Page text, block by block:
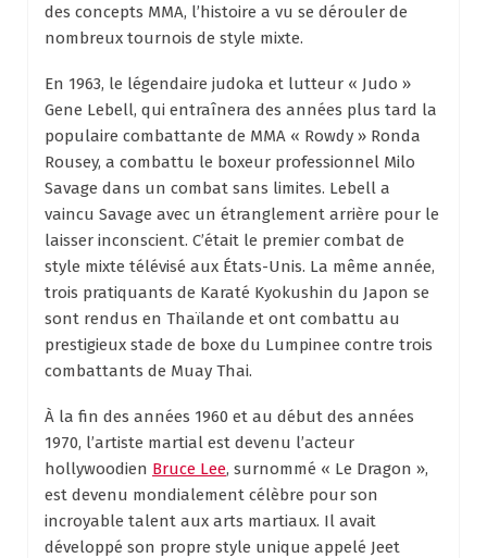
des concepts MMA, l’histoire a vu se dérouler de
nombreux tournois de style mixte.
En 1963, le légendaire judoka et lutteur « Judo »
Gene Lebell, qui entraînera des années plus tard la
populaire combattante de MMA « Rowdy » Ronda
Rousey, a combattu le boxeur professionnel Milo
Savage dans un combat sans limites. Lebell a
vaincu Savage avec un étranglement arrière pour le
laisser inconscient. C’était le premier combat de
style mixte télévisé aux États-Unis. La même année,
trois pratiquants de Karaté Kyokushin du Japon se
sont rendus en Thaïlande et ont combattu au
prestigieux stade de boxe du Lumpinee contre trois
combattants de Muay Thai.
À la fin des années 1960 et au début des années
1970, l’artiste martial est devenu l’acteur
hollywoodien Bruce Lee, surnommé « Le Dragon »,
est devenu mondialement célèbre pour son
incroyable talent aux arts martiaux. Il avait
développé son propre style unique appelé Jeet